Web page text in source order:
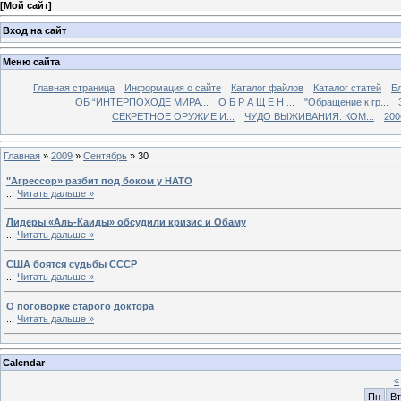
[Мой сайт]
Вход на сайт
Меню сайта
Главная страница Информация о сайте Каталог файлов Каталог статей
ОБ “ИНТЕРПОХОДЕ МИРА...
О Б Р А Щ Е Н ... "Обращение к гр...
СЕКРЕТНОЕ ОРУЖИЕ И...
ЧУДО ВЫЖИВАНИЯ: КОМ...
Главная » 2009 » Сентябрь » 30
"Агрессор» разбит под боком у НАТО
Читать дальше »
Лидеры «Аль-Каиды» обсудили кризис и Обаму
Читать дальше »
США боятся судьбы СССР
Читать дальше »
О поговорке старого доктора
Читать дальше »
Calendar
«
Пн
Вт